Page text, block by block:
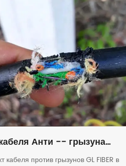
Анти -- грызуна
ГЛ в Никарагуа
кабеля против грызунов GL FIBER в